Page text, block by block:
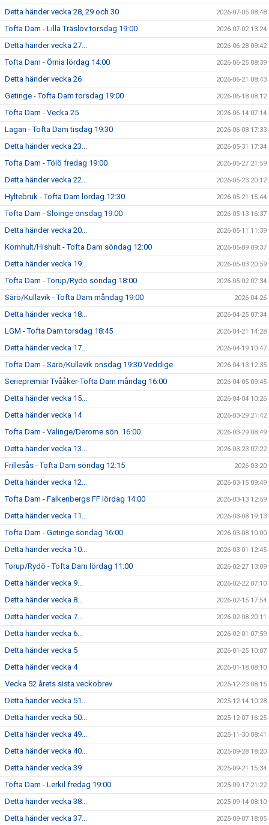
Detta händer vecka 28, 29 och 30 2026-07-05 08:48
Tofta Dam - Lilla Träslöv torsdag 19:00 2026-07-02 13:24
Detta händer vecka 27... 2026-06-28 09:42
Tofta Dam - Örnia lördag 14:00 2026-06-25 08:39
Detta händer vecka 26 2026-06-21 08:43
Getinge - Tofta Dam torsdag 19:00 2026-06-18 08:12
Tofta Dam - Vecka 25 2026-06-14 07:14
Lagan - Tofta Dam tisdag 19:30 2026-06-08 17:33
Detta händer vecka 23... 2026-05-31 17:34
Tofta Dam - Tölö fredag 19:00 2026-05-27 21:59
Detta händer vecka 22... 2026-05-23 20:12
Hyltebruk - Tofta Dam lördag 12:30 2026-05-21 15:44
Tofta Dam - Slöinge onsdag 19:00 2026-05-13 16:37
Detta händer vecka 20... 2026-05-11 11:39
Kornhult/Hishult - Tofta Dam söndag 12:00 2026-05-09 09:37
Detta händer vecka 19... 2026-05-03 20:59
Tofta Dam - Torup/Rydö söndag 18:00 2026-05-02 07:34
Särö/Kullavik - Tofta Dam måndag 19:00 2026-04-26
Detta händer vecka 18... 2026-04-25 07:34
LGM - Tofta Dam torsdag 18:45 2026-04-21 14:28
Detta händer vecka 17... 2026-04-19 10:47
Tofta Dam - Särö/Kullavik onsdag 19:30 Veddige 2026-04-13 12:35
Seriepremiär Tvååker-Tofta Dam måndag 16:00 2026-04-05 09:45
Detta händer vecka 15... 2026-04-04 10:26
Detta händer vecka 14 2026-03-29 21:42
Tofta Dam - Valinge/Derome sön. 16:00 2026-03-29 08:49
Detta händer vecka 13... 2026-03-23 07:22
Frillesås - Tofta Dam söndag 12:15 2026-03-20
Detta händer vecka 12... 2026-03-15 09:49
Tofta Dam - Falkenbergs FF lördag 14:00 2026-03-13 12:59
Detta händer vecka 11... 2026-03-08 19:13
Tofta Dam - Getinge söndag 16:00 2026-03-08 10:00
Detta händer vecka 10... 2026-03-01 12:45
Torup/Rydö - Tofta Dam lördag 11:00 2026-02-27 13:09
Detta händer vecka 9... 2026-02-22 07:10
Detta händer vecka 8... 2026-02-15 17:54
Detta händer vecka 7... 2026-02-08 20:11
Detta händer vecka 6... 2026-02-01 07:59
Detta händer vecka 5 2026-01-25 10:07
Detta händer vecka 4 2026-01-18 08:10
Vecka 52 årets sista veckobrev 2025-12-23 08:15
Detta händer vecka 51... 2025-12-14 10:28
Detta händer vecka 50... 2025-12-07 16:25
Detta händer vecka 49... 2025-11-30 08:41
Detta händer vecka 40... 2025-09-28 18:20
Detta händer vecka 39 2025-09-21 15:34
Tofta Dam - Lerkil fredag 19:00 2025-09-17 21:22
Detta händer vecka 38... 2025-09-14 08:10
Detta händer vecka 37... 2025-09-07 18:05